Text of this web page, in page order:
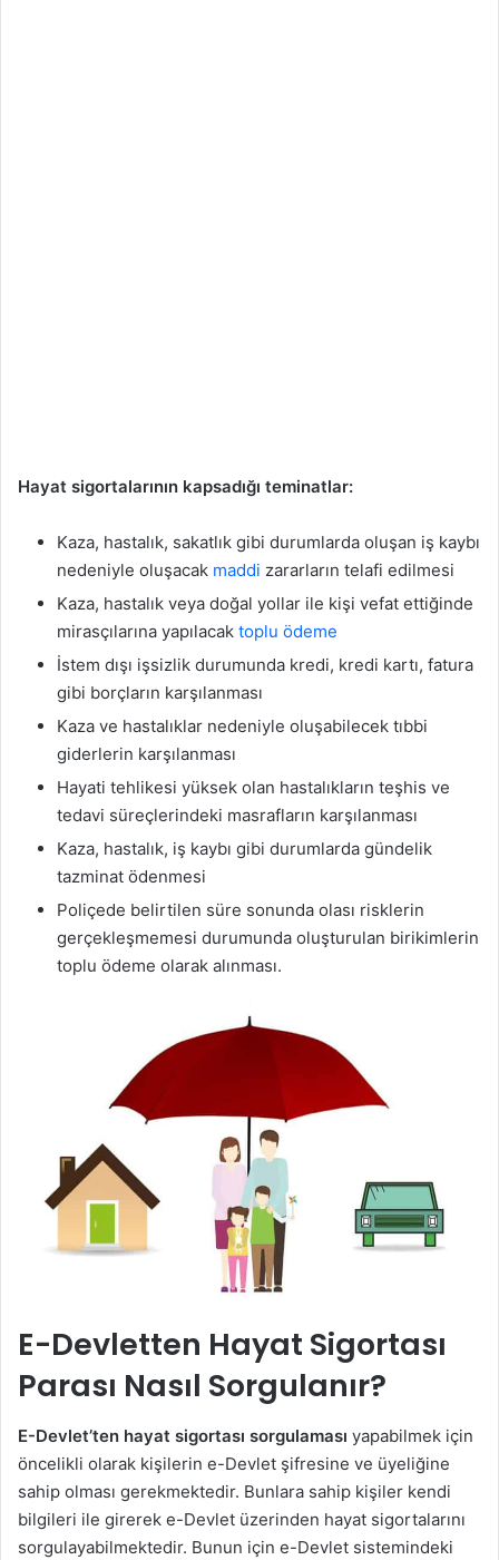
Hayat sigortalarının kapsadığı teminatlar:
Kaza, hastalık, sakatlık gibi durumlarda oluşan iş kaybı
nedeniyle oluşacak maddi zararların telafi edilmesi
Kaza, hastalık veya doğal yollar ile kişi vefat ettiğinde
mirasçılarına yapılacak toplu ödeme
İstem dışı işsizlik durumunda kredi, kredi kartı, fatura
gibi borçların karşılanması
Kaza ve hastalıklar nedeniyle oluşabilecek tıbbi
giderlerin karşılanması
Hayati tehlikesi yüksek olan hastalıkların teşhis ve
tedavi süreçlerindeki masrafların karşılanması
Kaza, hastalık, iş kaybı gibi durumlarda gündelik
tazminat ödenmesi
Poliçede belirtilen süre sonunda olası risklerin
gerçekleşmemesi durumunda oluşturulan birikimlerin
toplu ödeme olarak alınması.
E-Devletten Hayat Sigortası
Parası Nasıl Sorgulanır?
E-Devlet’ten hayat sigortası sorgulaması yapabilmek için
öncelikli olarak kişilerin e-Devlet şifresine ve üyeliğine
sahip olması gerekmektedir. Bunlara sahip kişiler kendi
bilgileri ile girerek e-Devlet üzerinden hayat sigortalarını
sorgulayabilmektedir. Bunun için e-Devlet sistemindeki